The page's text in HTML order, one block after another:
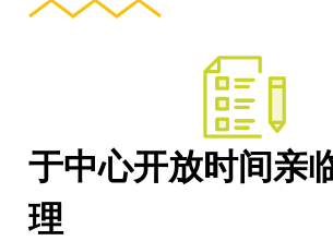
于中心开放时间亲
理